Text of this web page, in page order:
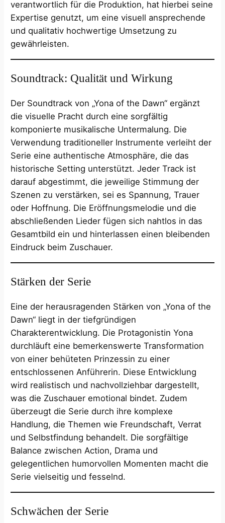
verantwortlich für die Produktion, hat hierbei seine
Expertise genutzt, um eine visuell ansprechende
und qualitativ hochwertige Umsetzung zu
gewährleisten.
Soundtrack: Qualität und Wirkung
Der Soundtrack von „Yona of the Dawn“ ergänzt
die visuelle Pracht durch eine sorgfältig
komponierte musikalische Untermalung. Die
Verwendung traditioneller Instrumente verleiht der
Serie eine authentische Atmosphäre, die das
historische Setting unterstützt. Jeder Track ist
darauf abgestimmt, die jeweilige Stimmung der
Szenen zu verstärken, sei es Spannung, Trauer
oder Hoffnung. Die Eröffnungsmelodie und die
abschließenden Lieder fügen sich nahtlos in das
Gesamtbild ein und hinterlassen einen bleibenden
Eindruck beim Zuschauer.
Stärken der Serie
Eine der herausragenden Stärken von „Yona of the
Dawn“ liegt in der tiefgründigen
Charakterentwicklung. Die Protagonistin Yona
durchläuft eine bemerkenswerte Transformation
von einer behüteten Prinzessin zu einer
entschlossenen Anführerin. Diese Entwicklung
wird realistisch und nachvollziehbar dargestellt,
was die Zuschauer emotional bindet. Zudem
überzeugt die Serie durch ihre komplexe
Handlung, die Themen wie Freundschaft, Verrat
und Selbstfindung behandelt. Die sorgfältige
Balance zwischen Action, Drama und
gelegentlichen humorvollen Momenten macht die
Serie vielseitig und fesselnd.
Schwächen der Serie